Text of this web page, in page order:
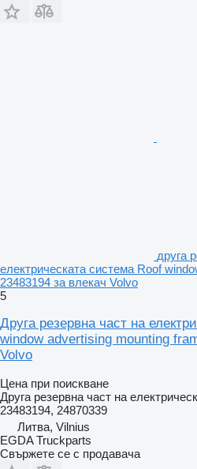
друга
електрическата система Roof
23483194 за влекач Volvo
5
Друга резервна част на
window advertising mounting
Volvo
Цена при поискване
Друга резервна част на
23483194, 24870339
Литва, Vilnius
EGDA Truckparts
Свържете се с продавача